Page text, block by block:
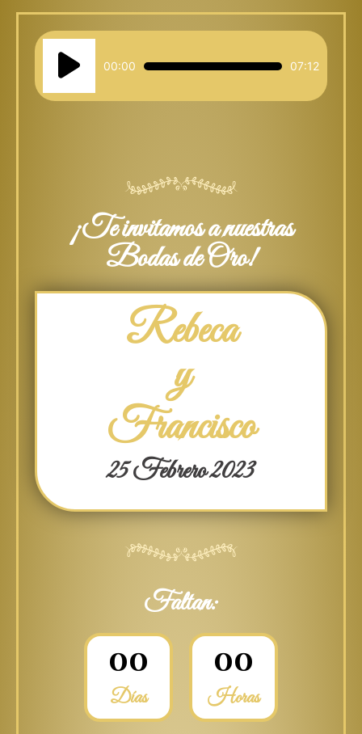
Reproductor
00:00 07:12
¡Te invitamos a nuestras
Bodas de Oro!
Rebeca
y
Francisco
25 Febrero 2023
Faltan:
00
Días
00
Horas